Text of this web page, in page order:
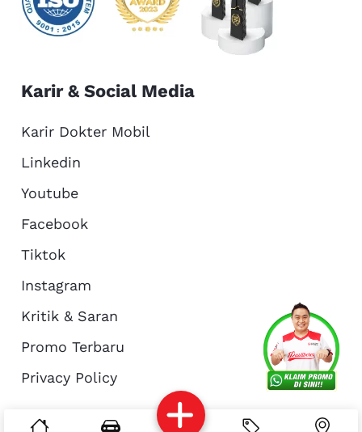
About Us
Reservasi Article
Karir & Social Media
Karir Dokter Mobil
Linkedin
Youtube
Facebook
Tiktok
Instagram
Kritik & Saran
Promo Terbaru
Privacy Policy